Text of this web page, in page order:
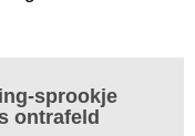
sprookje
ontrafeld